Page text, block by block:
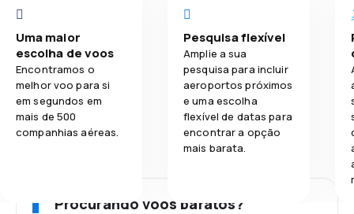
Uma maior
escolha de voos
Encontramos o
melhor voo para si
em segundos em
mais de 500
companhias aéreas.
Pesquisa flexível
Amplie a sua
pesquisa para incluir
aeroportos próximos
e uma escolha
flexível de datas para
encontrar a opção
mais barata.
Procurando voos baratos?